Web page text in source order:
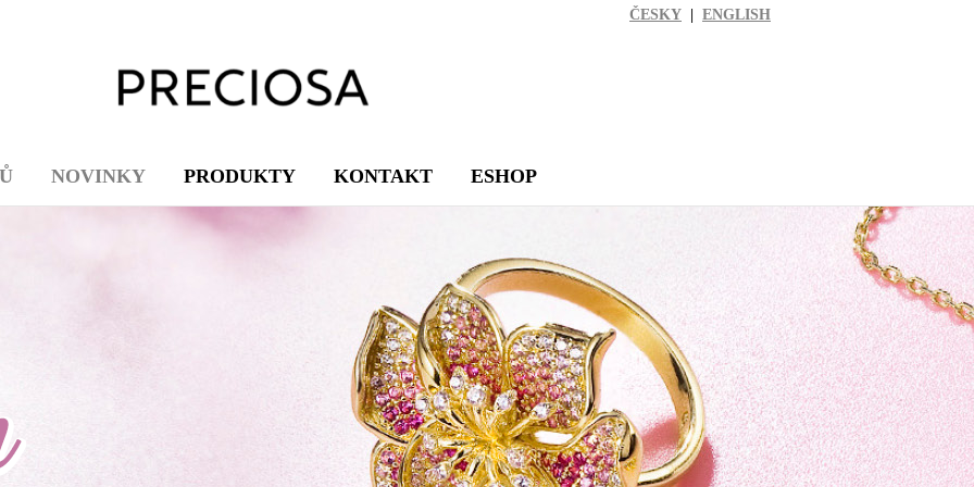
ČESKY ENGLISH
NOVINKY PRODUKTY KONTAKT ESHOP